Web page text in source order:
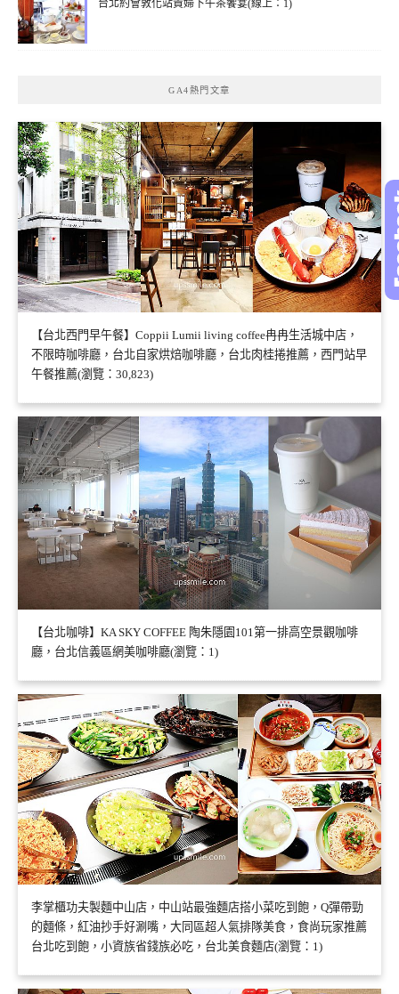
台北約會敦化站貴婦下午茶饗宴(線上：1)
GA4熱門文章
【台北西門早午餐】Coppii Lumii living coffee冉冉生活城中店，
不限時咖啡廳，台北自家烘焙咖啡廳，台北肉桂捲推薦，西門站早
午餐推薦(瀏覽：30,823)
【台北咖啡】KA SKY COFFEE 陶朱隱園101第一排高空景觀咖啡
廳，台北信義區網美咖啡廳(瀏覽：1)
李掌櫃功夫製麵中山店，中山站最強麵店搭小菜吃到飽，Q彈帶勁
的麵條，紅油抄手好涮嘴，大同區超人氣排隊美食，食尚玩家推薦
台北吃到飽，小資族省錢族必吃，台北美食麵店(瀏覽：1)